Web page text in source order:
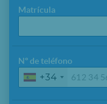
Matrícula
Nº de teléfono
+34